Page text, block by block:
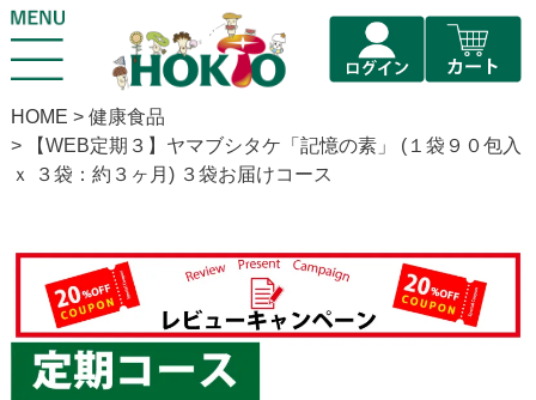
HOME
健康食品
【WEB定期３】ヤマブシタケ「記憶の素」 (１袋９０包入
ｘ ３袋：約３ヶ月) ３袋お届けコース